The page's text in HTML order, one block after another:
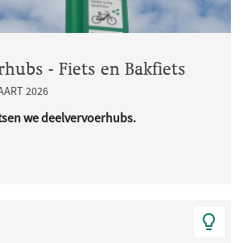
- Fiets en Bakfiets
2026
we deelvervoerhubs.